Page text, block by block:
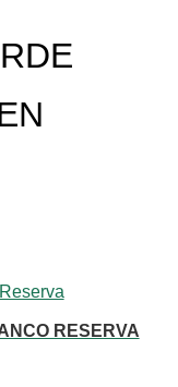
RESERVA